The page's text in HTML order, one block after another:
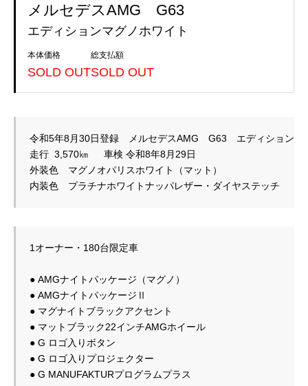
メルセデスAMG G63
エディションマグノホワイト
本体価格
SOLD OUT
総支払額
SOLD OUT
令和5年8月30日登録　メルセデスAMG　G63　エディションマ
走行  3,570㎞　  車検 令和8年8月29日
外装色　マグノオパリスホワイト（マット）
内装色　プラチナホワイトナッパレザー・ダイヤステッチ
1オーナー・180台限定車
● AMGナイトパッケージ（マグノ）
● AMGナイトパッケージⅡ
● マグナイトブラックアクセント
● マットブラック22インチAMGホイール
● G ロゴ入りボタン
● G ロゴ入りプロジェクター
● G MANUFAKTURプログラムプラス